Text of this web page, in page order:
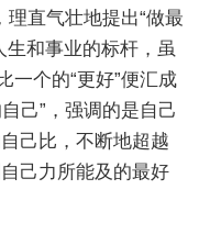
理直气壮地提出“做最
生和事业的标杆，虽
一个的“更好”便汇成
己”，强调的是自己
己比，不断地超越
己力所能及的最好